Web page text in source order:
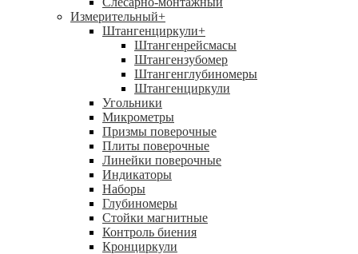
Измерительный+
Штангенциркули+
Штангенрейсмасы
Штангензубомер
Штангенглубиномеры
Штангенциркули
Угольники
Микрометры
Призмы поверочные
Плиты поверочные
Линейки поверочные
Индикаторы
Наборы
Глубиномеры
Стойки магнитные
Контроль биения
Кронциркули